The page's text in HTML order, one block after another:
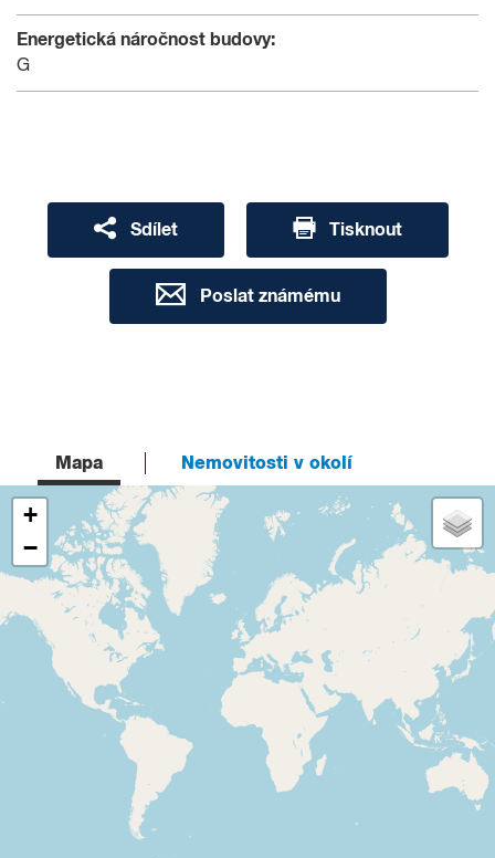
Energetická náročnost budovy:
G
Sdílet Tisknout
Poslat známému
Mapa Nemovitosti v okolí
+
−